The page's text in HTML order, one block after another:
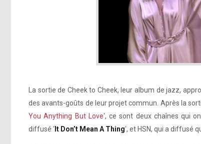
La sortie de Cheek to Cheek, leur album de jazz,
des avants-goûts de leur projet commun. Après la
You Anything But Love‘, ce sont deux chaînes qui
diffusé ‘ It Don’t Mean A Thing‘, et HSN, qui a diffusé